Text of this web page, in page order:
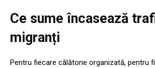
Ce sume încasează
migranți
Pentru fiecare călătorie organizată, pentru